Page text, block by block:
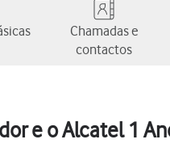
Chamadas e
contactos
e o Alcatel 1